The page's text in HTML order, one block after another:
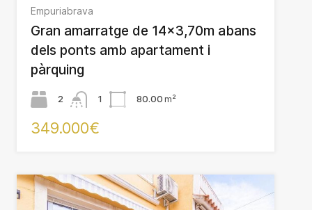
Empuriabrava
Gran amarratge de 14×3,70m abans
dels ponts amb apartament i
pàrquing
2 1 80.00m²
349.000€